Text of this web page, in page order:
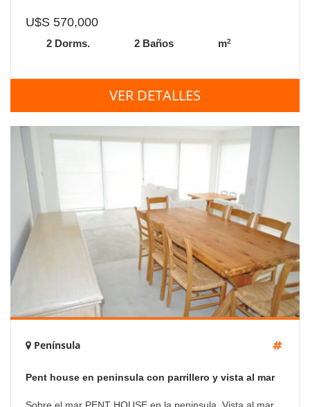
U$S 570,000
2 Dorms. 2 Baños m2
VER DETALLES
Península
Pent house en peninsula con parrillero y vista al mar